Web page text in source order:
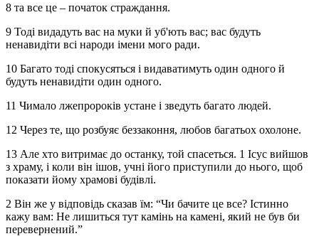
8 та все це – початок страждання.
9 Тоді видадуть вас на муки й уб'ють вас; вас будуть
ненавидіти всі народи імени мого ради.
10 Багато тоді спокусяться і видаватимуть один одного й
будуть ненавидіти один одного.
11 Чимало лжепророків устане і зведуть багато людей.
12 Через те, що розбуяє беззаконня, любов багатьох охолоне.
13 Але хто витримає до останку, той спасеться. 1 Ісус вийшов
з храму, і коли він ішов, учні його приступили до нього, щоб
показати йому храмові будівлі.
2 Він же у відповідь сказав їм: “Чи бачите це все? Істинно
кажу вам: Не лишиться тут камінь на камені, який не був би
перевернений.”